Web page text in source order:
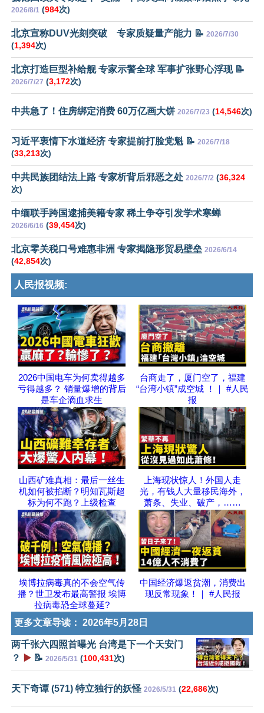
2026/8/1 (984次)
北京宣称DUV光刻突破 专家质疑量产能力 📝 2026/7/30
(1,394次)
北京打造巨型补给舰 专家示警全球 军事扩张野心浮现 📝
2026/7/27 (3,172次)
中共急了！住房绑定消费 60万亿画大饼 2026/7/23 (14,546次)
习近平衷情下水道经济 专家提前打脸党魁 📝 2026/7/18
(33,213次)
中共民族团结法上路 专家析背后邪恶之处 2026/7/2 (36,324
次)
中缅联手跨国逮捕美籍专家 稀土争夺引发学术寒蝉
2026/6/16 (39,454次)
北京零关税口号难惠非洲 专家揭隐形贸易壁垒 2026/6/14
(42,854次)
人民报视频:
2026中国电车为何卖得越多
亏得越多？ 销量爆增的背后
是车企滴血求生
台商走了，厦门空了，福建
“台湾小镇”成空城 ！｜ #人民
报
山西矿难真相：最后一丝生
机如何被掐断？明知瓦斯超
标为何不跑？上级检查
上海现状惊人！外国人走
光，有钱人大量移民海外，
萧条、失业、破产，……
埃博拉病毒真的不会空气传
播？世卫发布最高警报 埃博
拉病毒恐全球蔓延?
中国经济爆返贫潮，消费出
现反常现象！｜ #人民报
更多文章导读： 2026年5月28日
两千张六四照首曝光 台湾是下一个天安门
？
▶️ 📝 2026/5/31 (100,431次)
天下奇谭 (571) 特立独行的妖怪 2026/5/31 (22,686次)